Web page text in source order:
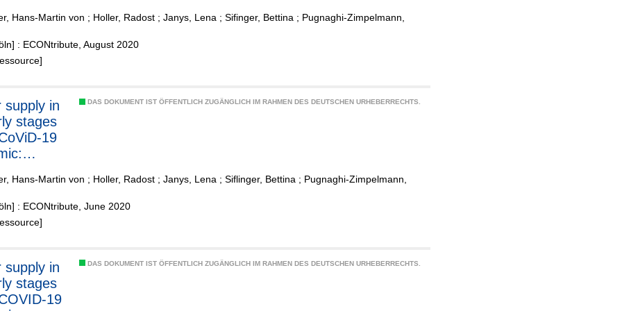
Hans-Martin von ; Holler, Radost ; Janys, Lena ; Sifinger, Bettina ; Pugnaghi-Zimpelmann,
: ECONtribute, August 2020
DAS DOKUMENT IST ÖFFENTLICH ZUGÄNGLICH IM RAHMEN DES DEUTSCHEN URHEBERRECHTS.
supply in
stages
19
on
Hans-Martin von ; Holler, Radost ; Janys, Lena ; Siflinger, Bettina ; Pugnaghi-Zimpelmann,
: ECONtribute, June 2020
DAS DOKUMENT IST ÖFFENTLICH ZUGÄNGLICH IM RAHMEN DES DEUTSCHEN URHEBERRECHTS.
supply in
stages
19